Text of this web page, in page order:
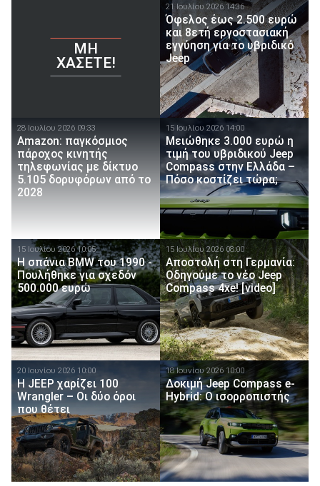
ΜΗ
ΧΆΣΕΤΕ!
21 Ιουλίου 2026 14:36
Όφελος έως 2.500 ευρώ
και 8ετή εργοστασιακή
εγγύηση για το υβριδικό
Jeep
28 Ιουλίου 2026 09:33
Amazon: παγκόσμιος
πάροχος κινητής
τηλεφωνίας με δίκτυο
5.105 δορυφόρων από το
2028
15 Ιουλίου 2026 14:00
Μειώθηκε 3.000 ευρώ η
τιμή του υβριδικού Jeep
Compass στην Ελλάδα –
Πόσο κοστίζει τώρα;
15 Ιουλίου 2026 10:05
Η σπάνια BMW του 1990 -
Πουλήθηκε για σχεδόν
500.000 ευρώ
15 Ιουλίου 2026 08:00
Αποστολή στη Γερμανία:
Οδηγούμε το νέο Jeep
Compass 4xe! [video]
20 Ιουνίου 2026 10:00
H JEEP χαρίζει 100
Wrangler – Οι δύο όροι
που θέτει
18 Ιουνίου 2026 10:00
Δοκιμή Jeep Compass e-
Hybrid: O ισορροπιστής